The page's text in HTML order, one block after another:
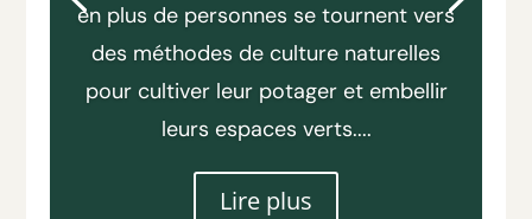
en plus de personnes se tournent vers
des méthodes de culture naturelles
pour cultiver leur potager et embellir
leurs espaces verts....
Lire plus